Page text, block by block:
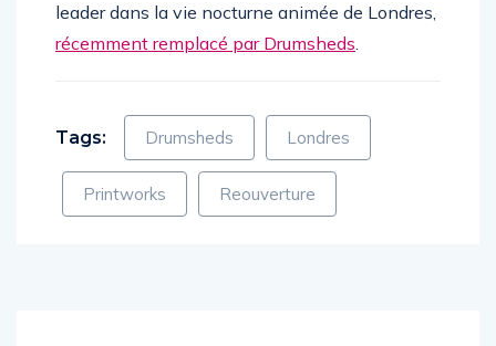
leader dans la vie nocturne animée de Londres,
récemment remplacé par Drumsheds.
Tags: Drumsheds Londres
Printworks Reouverture